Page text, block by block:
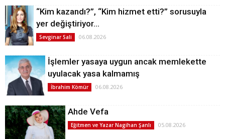
“Kim kazandı?”, “Kim hizmet etti?” sorusuyla
yer değiştiriyor…
Sevginar Sali 06.08.2026
İşlemler yasaya uygun ancak memlekette
uyulacak yasa kalmamış
İbrahim Kömür 06.08.2026
Ahde Vefa
Eğitmen ve Yazar Nagihan Şanlı 05.08.2026